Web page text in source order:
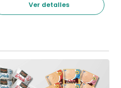
Ver detalles